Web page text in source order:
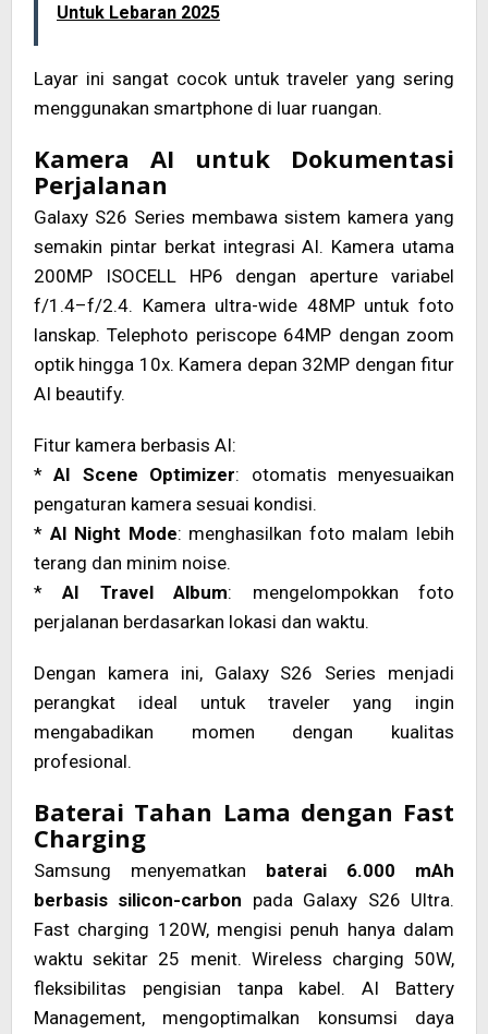
Untuk Lebaran 2025
Layar ini sangat cocok untuk traveler yang sering
menggunakan smartphone di luar ruangan.
Kamera AI untuk Dokumentasi
Perjalanan
Galaxy S26 Series membawa sistem kamera yang
semakin pintar berkat integrasi AI. Kamera utama
200MP ISOCELL HP6 dengan aperture variabel
f/1.4–f/2.4. Kamera ultra-wide 48MP untuk foto
lanskap. Telephoto periscope 64MP dengan zoom
optik hingga 10x. Kamera depan 32MP dengan fitur
AI beautify.
Fitur kamera berbasis AI:
*AI Scene Optimizer: otomatis menyesuaikan
pengaturan kamera sesuai kondisi.
* AI Night Mode: menghasilkan foto malam lebih
terang dan minim noise.
*AI Travel Album: mengelompokkan foto
perjalanan berdasarkan lokasi dan waktu.
Dengan kamera ini, Galaxy S26 Series menjadi
perangkat ideal untuk traveler yang ingin
mengabadikan momen dengan kualitas
profesional.
Baterai Tahan Lama dengan Fast
Charging
Samsung menyematkan baterai 6.000 mAh
berbasis silicon-carbon pada Galaxy S26 Ultra.
Fast charging 120W, mengisi penuh hanya dalam
waktu sekitar 25 menit. Wireless charging 50W,
fleksibilitas pengisian tanpa kabel. AI Battery
Management, mengoptimalkan konsumsi daya